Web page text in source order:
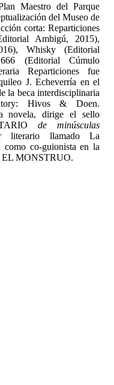
Maestro del Parque
del Museo de
corta: Reparticiones
Ambigú, 2015),
Whisky (Editorial
(Editorial Cúmulo
Reparticiones fue
J. Echeverría en el
la beca interdisciplinaria
Hivos & Doen.
novela, dirige el sello
de minúsculas
literario llamado La
co-guionista en la
EL MONSTRUO.